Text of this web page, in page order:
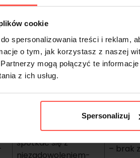
cookie
spersonalizowania treści i reklam,
o tym, jak korzystasz z naszej
mogą połączyć te
z ich usług.
Spersonalizuj
– brak personalizacji
–
ZUS i
zakup
– wymaga
inaczej może
spotkać się z
niezadowoleniem-
– brak